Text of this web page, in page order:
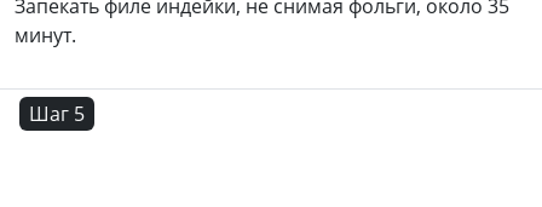
Запекать филе индейки, не снимая фольги, около 35
минут.
Шаг 5